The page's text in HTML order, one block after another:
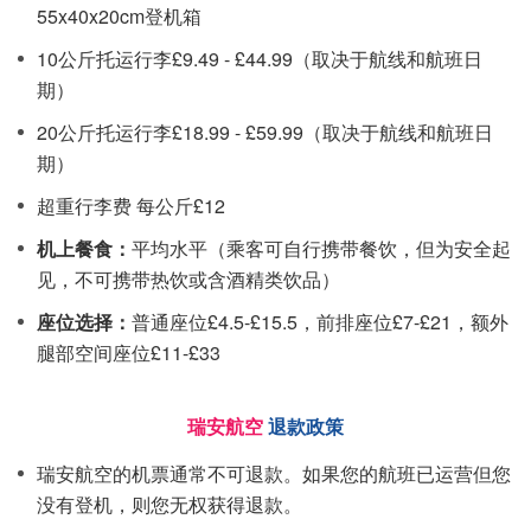
55x40x20cm登机箱
10公斤托运行李£9.49 - £44.99（取决于航线和航班日
期）
20公斤托运行李£18.99 - £59.99（取决于航线和航班日
期）
超重行李费 每公斤£12
机上餐食： 平均水平（乘客可自行携带餐饮，但为安全起
见，不可携带热饮或含酒精类饮品）
座位选择： 普通座位£4.5-£15.5，前排座位£7-£21，额外
腿部空间座位£11-£33
瑞安航空退款政策
瑞安航空的机票通常不可退款。如果您的航班已运营但您
没有登机，则您无权获得退款。